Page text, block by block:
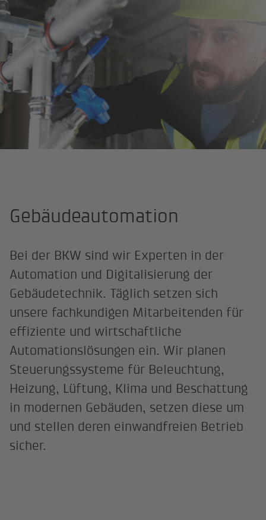
Gebäudeautomation
Bei der BKW sind wir Experten in der
Automation und Digitalisierung der
Gebäudetechnik. Täglich setzen sich
unsere fachkundigen Mitarbeitenden für
effiziente und wirtschaftliche
Automationslösungen ein. Wir planen
Steuerungssysteme für Beleuchtung,
Heizung, Lüftung, Klima und Beschattung
in modernen Gebäuden, setzen diese um
und stellen deren einwandfreien Betrieb
sicher.